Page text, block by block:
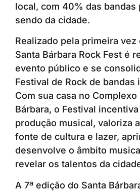
local, com 40% das bandas
sendo da cidade.
Realizado pela primeira vez
Santa Bárbara Rock Fest é
evento público e se
Festival de Rock de bandas
Com sua casa no Complexo
Bárbara, o Festival
produção musical, valoriza
fonte de cultura e lazer,
desenvolve o âmbito
revelar os talentos da
A 7ª edição do Santa